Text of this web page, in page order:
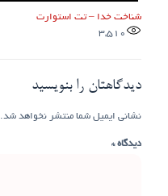
شناخت خدا – تت استوارت
3,510
دیدگاهتان را بنویسید
نشانی ایمیل شما منتشر نخواهد شد.
دیدگاه*